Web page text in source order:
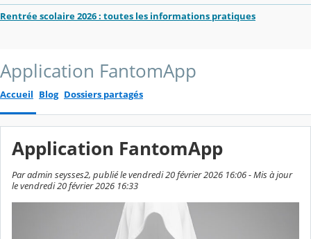
Rentrée scolaire 2026 : toutes les informations pratiques
Application FantomApp
Accueil Blog Dossiers partagés
Application FantomApp
Par admin seysses2, publié le vendredi 20 février 2026 16:06 - Mis à jour
le vendredi 20 février 2026 16:33